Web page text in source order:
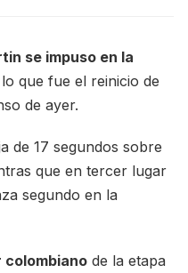
se impuso en la
que fue el reinicio de
de ayer.
de 17 segundos sobre
que en tercer lugar
segundo en la
colombiano de la etapa